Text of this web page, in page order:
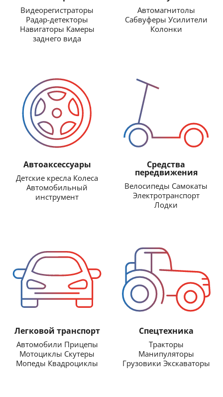
Видеорегистраторы
Радар-детекторы
Навигаторы Камеры
заднего вида
Автомагнитолы
Сабвуферы Усилители
Колонки
Автоаксессуары
Детские кресла Колеса
Автомобильный
инструмент
Средства
передвижения
Велосипеды Самокаты
Электротранспорт
Лодки
Легковой транспорт
Автомобили Прицепы
Мотоциклы Скутеры
Мопеды Квадроциклы
Спецтехника
Тракторы
Манипуляторы
Грузовики Экскаваторы